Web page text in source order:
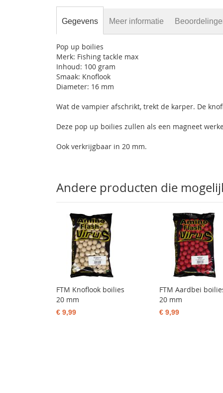
gallerij
Gegevens
Pop up boilies
Merk: Fishing tackle max
Inhoud: 100 gram
Smaak: Knoflook
Diameter: 16 mm
Wat de vampier afschrikt, trekt de karper. De
Deze pop up boilies zullen als een magneet
Ook verkrijgbaar in 20 mm.
Meer informatie
Andere producten die
FTM Knoflook boilies
20 mm
€ 9,99
FTM Aardbei
20 mm
€ 9,99